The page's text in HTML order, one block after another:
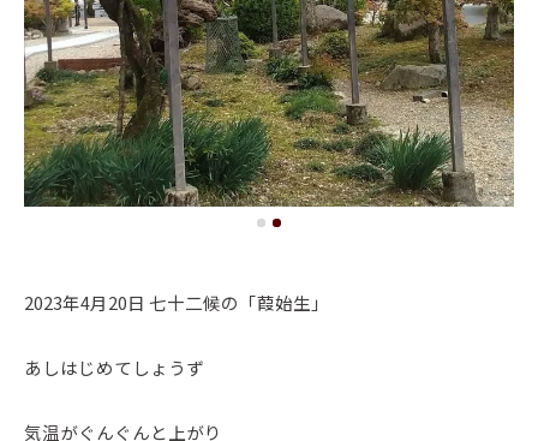
2023年4月20日 七十二候の「葭始生」
あしはじめてしょうず
気温がぐんぐんと上がり